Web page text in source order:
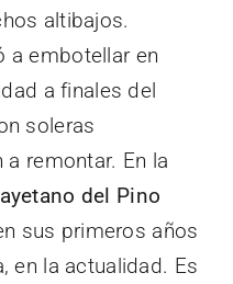
altibajos.
a embotellar en
a finales del
soleras
remontar. En la
del Pino
sus primeros años
en la actualidad. Es